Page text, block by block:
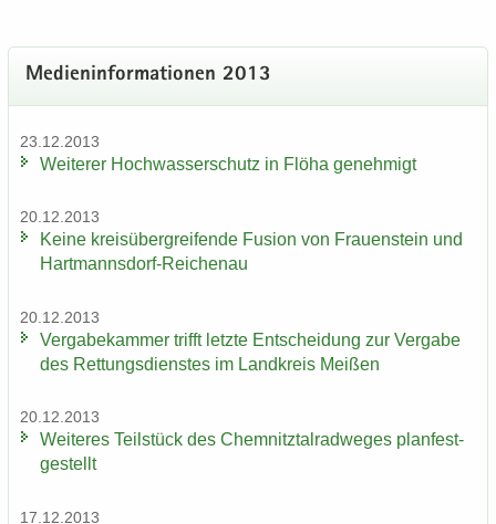
Me­di­en­in­for­ma­tio­nen 2013
23.12.2013
Wei­te­rer Hoch­was­ser­schutz in Flöha ge­neh­migt
20.12.2013
Keine kreis­über­grei­fen­de Fu­si­on von Frau­en­stein und
Hartmannsdorf-​Reichenau
20.12.2013
Ver­ga­be­kam­mer trifft letz­te Ent­schei­dung zur Ver­ga­be
des Ret­tungs­diens­tes im Land­kreis Mei­ßen
20.12.2013
Wei­te­res Teil­stück des Chem­nitz­tal­rad­we­ges plan­fest­
ge­stellt
17.12.2013